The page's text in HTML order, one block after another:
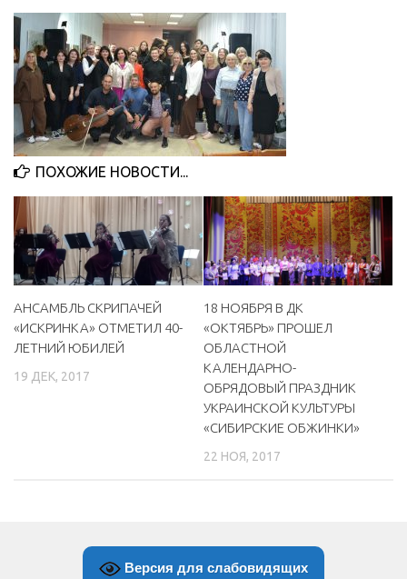
Противодействие коррупции
Отчеты о деятельности
Учреждения культуры
МБУ Дом культуры «Молодость»
МБУ Дом культуры «Октябрь»
МБОУ ДО «Детская школа искусств»
МБОУ ДО «Детская музыкальная школа»
МБУК «Искитимский городской историко-художественный
музей»
МБУ Парк культуры и отдыха им. И.В. Коротеева
МБУК «Централизованная библиотечная система»
ДК «Россия»
Афиша
Независимая оценка качества
ПОХОЖИЕ НОВОСТИ...
АНСАМБЛЬ СКРИПАЧЕЙ
«ИСКРИНКА» ОТМЕТИЛ 40-
ЛЕТНИЙ ЮБИЛЕЙ
19 ДЕК, 2017
18 НОЯБРЯ В ДК
«ОКТЯБРЬ» ПРОШЕЛ
ОБЛАСТНОЙ
КАЛЕНДАРНО-
ОБРЯДОВЫЙ ПРАЗДНИК
УКРАИНСКОЙ КУЛЬТУРЫ
«СИБИРСКИЕ ОБЖИНКИ»
22 НОЯ, 2017
Версия для слабовидящих